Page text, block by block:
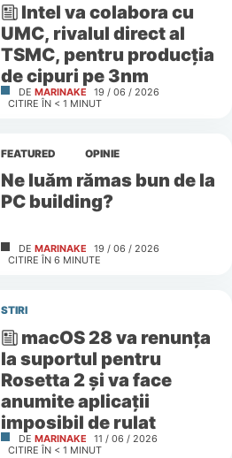
Intel va colabora cu
UMC, rivalul direct al
TSMC, pentru producția
de cipuri pe 3nm
DE MARINAKE
19 / 06 / 2026
CITIRE ÎN < 1 MINUT
FEATURED OPINIE
Ne luăm rămas bun de la
PC building?
DE MARINAKE
19 / 06 / 2026
CITIRE ÎN 6 MINUTE
STIRI
macOS 28 va renunța
la suportul pentru
Rosetta 2 și va face
anumite aplicații
imposibil de rulat
DE MARINAKE
11 / 06 / 2026
CITIRE ÎN < 1 MINUT